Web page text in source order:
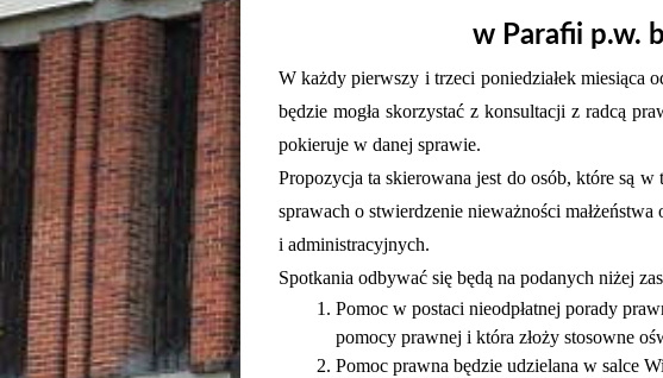
w Parafii p.w.
W każdy pierwszy i trzeci poniedziałek miesiąca
będzie mogła skorzystać z konsultacji z radcą
pokieruje w danej sprawie.
Propozycja ta skierowana jest do osób, które są
sprawach o stwierdzenie nieważności
i administracyjnych.
Spotkania odbywać się będą na podanych niżej
Pomoc w postaci nieodpłatnej porady
pomocy prawnej i która złoży stosowne
Pomoc prawna będzie udzielana w salce